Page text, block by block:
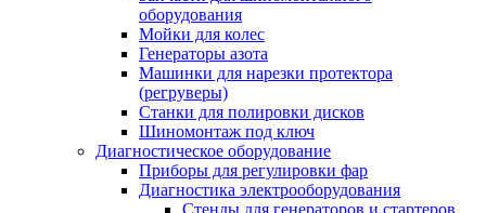
оборудования
Мойки для колес
Генераторы азота
Машинки для нарезки протектора
(регруверы)
Станки для полировки дисков
Шиномонтаж под ключ
Диагностическое оборудование
Приборы для регулировки фар
Диагностика электрооборудования
Стенды для генераторов и стартеров